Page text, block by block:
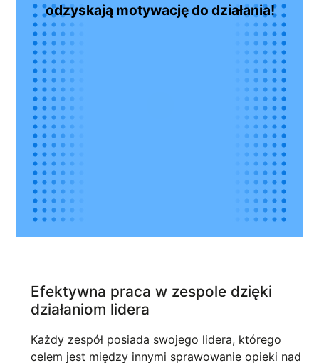
odzyskają motywację do działania!
Efektywna praca w zespole dzięki
działaniom lidera
Każdy zespół posiada swojego lidera, którego
celem jest między innymi sprawowanie opieki nad